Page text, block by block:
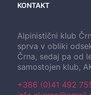
KONTAKT
Alpinistični klub
sprva v obliki
Črna, sedaj pa od
samostojen klub,
+386 (0)41 492